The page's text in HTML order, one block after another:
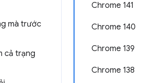
Chrome 141
Chrome 140
Chrome 139
Chrome 138
mà trước
cả trạng